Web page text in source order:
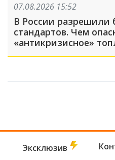
07.08.2026 15:52
В России разрешили
стандартов. Чем
«антикризисное»
Эксклюзив